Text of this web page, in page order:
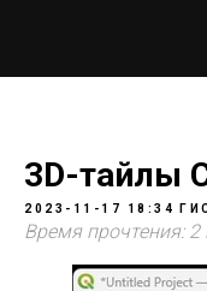
3D-тайлы
2023-11-17 18:34
Время прочтения: